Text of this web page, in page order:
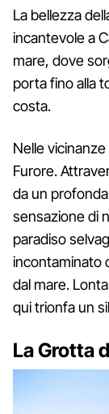
La bellezza
incantevole a
mare, dove
porta fino alla
costa.
Nelle
Furore.
da un
sensazione di
paradiso
incontaminato
dal mare.
qui trionfa un
La Grotta